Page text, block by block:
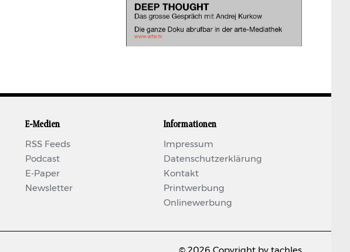
E-Medien
RSS Feeds
Podcast
E-Paper
Newsletter
Informationen
Impressum
Datenschutzerklärung
Kontakt
Printwerbung
Onlinewerbung